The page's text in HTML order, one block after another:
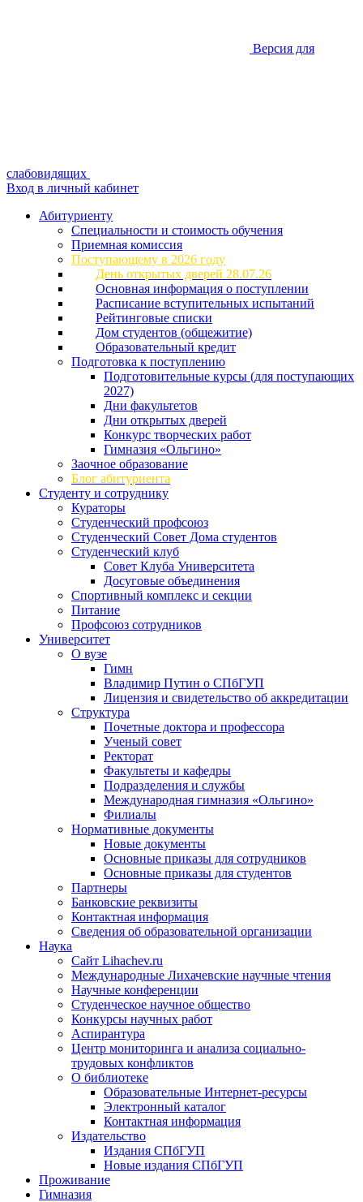
Версия для
слабовидящих
Вход в личный кабинет
Абитуриенту
Специальности и стоимость обучения
Приемная комиссия
Поступающему в 2026 году
День открытых дверей 28.07.26
Основная информация о поступлении
Расписание вступительных испытаний
Рейтинговые списки
Дом студентов (общежитие)
Образовательный кредит
Подготовка к поступлению
Подготовительные курсы (для поступающих
2027)
Дни факультетов
Дни открытых дверей
Конкурс творческих работ
Гимназия «Ольгино»
Заочное образование
Блог абитуриента
Студенту и сотруднику
Кураторы
Студенческий профсоюз
Студенческий Совет Дома студентов
Студенческий клуб
Совет Клуба Университета
Досуговые объединения
Спортивный комплекс и секции
Питание
Профсоюз сотрудников
Университет
О вузе
Гимн
Владимир Путин о СПбГУП
Лицензия и свидетельство об аккредитации
Структура
Почетные доктора и профессора
Ученый совет
Ректорат
Факультеты и кафедры
Подразделения и службы
Международная гимназия «Ольгино»
Филиалы
Нормативные документы
Новые документы
Основные приказы для сотрудников
Основные приказы для студентов
Партнеры
Банковские реквизиты
Контактная информация
Сведения об образовательной организации
Наука
Сайт Lihachev.ru
Международные Лихачевские научные чтения
Научные конференции
Студенческое научное общество
Конкурсы научных работ
Аспирантура
Центр мониторинга и анализа социально-
трудовых конфликтов
О библиотеке
Образовательные Интернет-ресурсы
Электронный каталог
Контактная информация
Издательство
Издания СПбГУП
Новые издания СПбГУП
Проживание
Гимназия